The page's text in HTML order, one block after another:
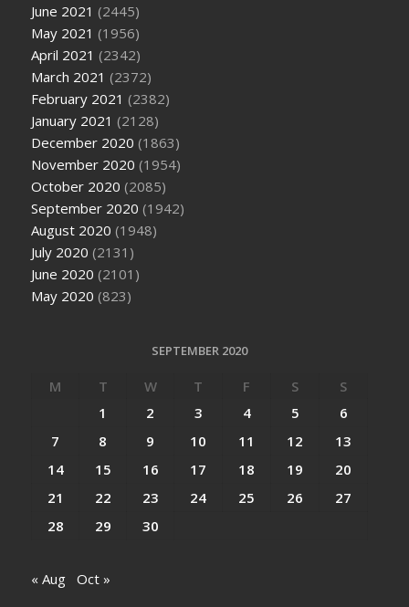
June 2021 (2445)
May 2021 (1956)
April 2021 (2342)
March 2021 (2372)
February 2021 (2382)
January 2021 (2128)
December 2020 (1863)
November 2020 (1954)
October 2020 (2085)
September 2020 (1942)
August 2020 (1948)
July 2020 (2131)
June 2020 (2101)
May 2020 (823)
SEPTEMBER 2020
M T W T F S
S
1
2 3 4 5
6
7
8 9 10 11 12
13
14
15 16 17 18 19
20
21
22 23 24 25 26
27
28
29 30
« Aug Oct »